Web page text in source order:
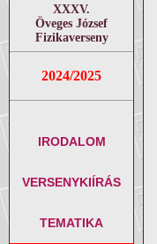
XXXV.
Öveges József
Fizikaverseny
2024/2025
IRODALOM
VERSENYKIÍRÁS
TEMATIKA